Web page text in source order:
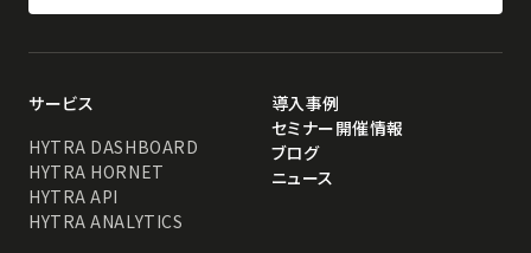
サービス
HYTRA DASHBOARD
HYTRA HORNET
HYTRA API
HYTRA ANALYTICS
導入事例
セミナー開催情報
ブログ
ニュース